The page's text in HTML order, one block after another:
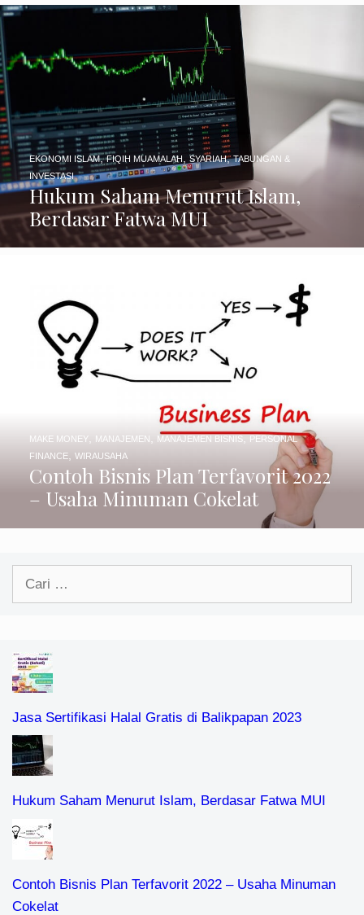
Hukum Saham Menurut Islam,
Berdasar Fatwa MUI
EKONOMI ISLAM,FIQIH MUAMALAH SYARIAH,TABUNGAN &
INVESTASI
Contoh Bisnis Plan Terfavorit 2022
– Usaha Minuman Cokelat
MAKE MONEY, MANAJEMEN , MANAJEMEN BISNIS,PERSONAL
FINANCE, WIRAUSAHA
Jasa Sertifikasi Halal Gratis di Balikpapan 2023
Hukum Saham Menurut Islam, Berdasar Fatwa MUI
Contoh Bisnis Plan Terfavorit 2022 – Usaha Minuman
Cokelat